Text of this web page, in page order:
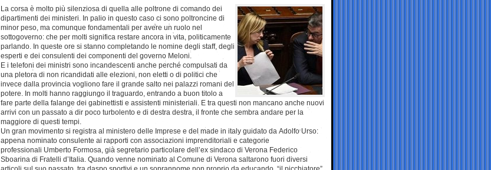
La corsa è molto più silenziosa di quella alle poltrone di comando dei
dipartimenti dei ministeri. In palio in questo caso ci sono poltroncine di
minor peso, ma comunque fondamentali per avere un ruolo nel
sottogoverno: che per molti significa restare ancora in vita, politicamente
parlando. In queste ore si stanno completando le nomine degli staff, degli
esperti e dei consulenti dei componenti del governo Meloni.
E i telefoni dei ministri sono incandescenti anche perché compulsati da
una pletora di non ricandidati alle elezioni, non eletti o di politici che
invece dalla provincia vogliono fare il grande salto nei palazzi romani del
potere. In molti hanno raggiungo il traguardo, entrando a buon titolo a
fare parte della falange dei gabinettisti e assistenti ministeriali. E tra questi non mancano anche nuovi
arrivi con un passato a dir poco turbolento e di destra destra, il fronte che sembra andare per la
maggiore di questi tempi.
Un gran movimento si registra al ministero delle Imprese e del made in italy guidato da Adolfo Urso:
appena nominato consulente ai rapporti con associazioni imprenditoriali e categorie
professionali Umberto Formosa, già segretario particolare dell’ex sindaco di Verona Federico
Sboarina di Fratelli d’Italia. Quando venne nominato al Comune di Verona saltarono fuori diversi